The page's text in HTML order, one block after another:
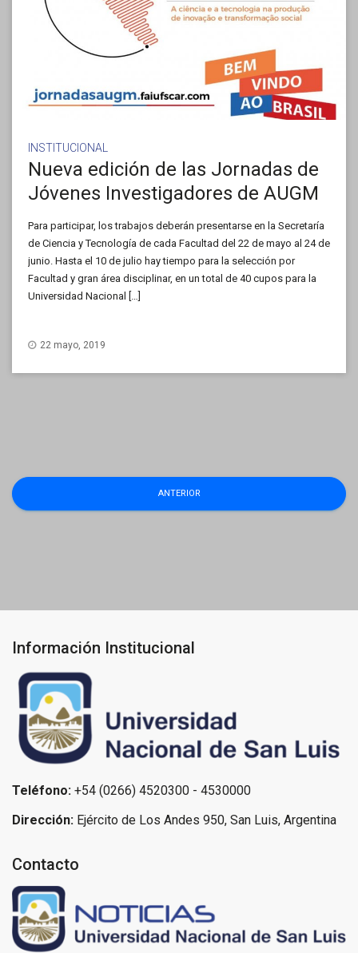
INSTITUCIONAL
Nueva edición de las Jornadas de
Jóvenes Investigadores de AUGM
Para participar, los trabajos deberán presentarse en la Secretaría
de Ciencia y Tecnología de cada Facultad del 22 de mayo al 24 de
junio. Hasta el 10 de julio hay tiempo para la selección por
Facultad y gran área disciplinar, en un total de 40 cupos para la
Universidad Nacional […]
22 mayo, 2019
Navegación
ANTERIOR
Información Institucional
Teléfono: +54 (0266) 4520300 - 4530000
Dirección: Ejército de Los Andes 950, San Luis, Argentina
Contacto